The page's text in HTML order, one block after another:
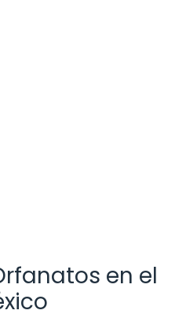
en el